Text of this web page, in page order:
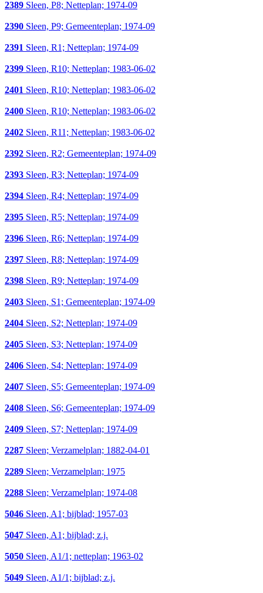
2389 Sleen, P8; Netteplan; 1974-09
2390 Sleen, P9; Gemeenteplan; 1974-09
2391 Sleen, R1; Netteplan; 1974-09
2399 Sleen, R10; Netteplan; 1983-06-02
2401 Sleen, R10; Netteplan; 1983-06-02
2400 Sleen, R10; Netteplan; 1983-06-02
2402 Sleen, R11; Netteplan; 1983-06-02
2392 Sleen, R2; Gemeenteplan; 1974-09
2393 Sleen, R3; Netteplan; 1974-09
2394 Sleen, R4; Netteplan; 1974-09
2395 Sleen, R5; Netteplan; 1974-09
2396 Sleen, R6; Netteplan; 1974-09
2397 Sleen, R8; Netteplan; 1974-09
2398 Sleen, R9; Netteplan; 1974-09
2403 Sleen, S1; Gemeenteplan; 1974-09
2404 Sleen, S2; Netteplan; 1974-09
2405 Sleen, S3; Netteplan; 1974-09
2406 Sleen, S4; Netteplan; 1974-09
2407 Sleen, S5; Gemeenteplan; 1974-09
2408 Sleen, S6; Gemeenteplan; 1974-09
2409 Sleen, S7; Netteplan; 1974-09
2287 Sleen; Verzamelplan; 1882-04-01
2289 Sleen; Verzamelplan; 1975
2288 Sleen; Verzamelplan; 1974-08
5046 Sleen, A1; bijblad; 1957-03
5047 Sleen, A1; bijblad; z.j.
5050 Sleen, A1/1; netteplan; 1963-02
5049 Sleen, A1/1; bijblad; z.j.